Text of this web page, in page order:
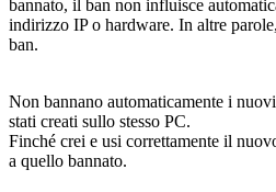
bannato, il ban non influisce
indirizzo IP o hardware. In altre
ban.
Non bannano automaticamente i
stati creati sullo stesso PC.
Finché crei e usi correttamente il
a quello bannato.